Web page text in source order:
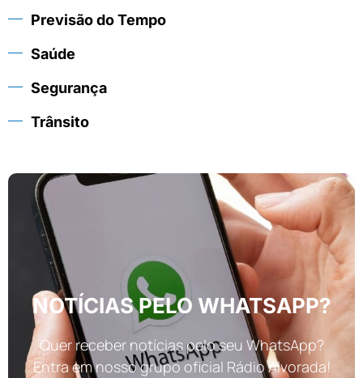
Previsão do Tempo
Saúde
Segurança
Trânsito
NOTÍCIAS PELO WHATSAPP?
Quer receber notícias pelo seu WhatsApp?
Entra em nosso grupo oficial Rádio Alvorada!